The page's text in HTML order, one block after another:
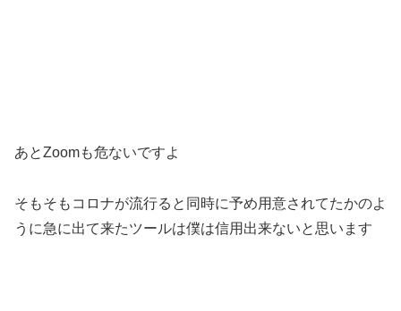
あとZoomも危ないですよ
そもそもコロナが流行ると同時に予め用意されてたかのよ
うに急に出て来たツールは僕は信用出来ないと思います